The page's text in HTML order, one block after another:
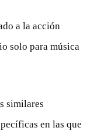
a la acción
solo para música
similares
en las que